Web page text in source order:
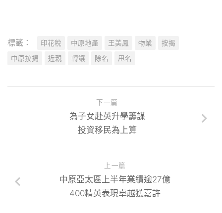
標籤： 印花稅 中原地產 王美鳳 物業
按揭
中原按揭
近親 轉讓 除名 甩名
下一篇
為子女赴英升學籌謀
投資移民為上算
上一篇
中原亞太區上半年業績逾27億
400精英表現卓越獲嘉許